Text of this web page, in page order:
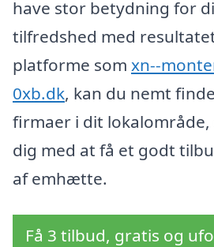
have stor betydning for
tilfredshed med
platforme som xn--
0xb.dk, kan du nemt
firmaer i dit
dig med at få et godt
af emhætte.
Få 3 tilbud, gratis og